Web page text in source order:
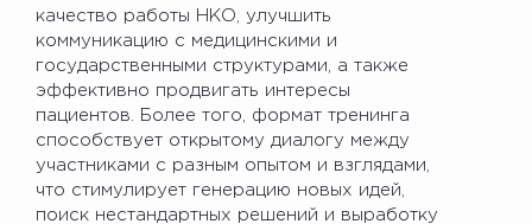
качество работы НКО, улучшить
коммуникацию с медицинскими и
государственными структурами, а также
эффективно продвигать интересы
пациентов. Более того, формат тренинга
способствует открытому диалогу между
участниками с разным опытом и взглядами,
что стимулирует генерацию новых идей,
поиск нестандартных решений и выработку